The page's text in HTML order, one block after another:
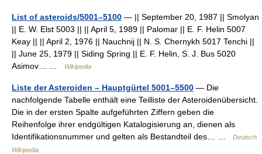
List of asteroids/5001–5100 — || September 20, 1987 || Smolyan
|| E. W. Elst 5003 || || April 5, 1989 || Palomar || E. F. Helin 5007
Keay || || April 2, 1976 || Nauchnij || N. S. Chernykh 5017 Tenchi ||
|| June 25, 1979 || Siding Spring || E. F. Helin, S. J. Bus 5020
Asimov… …
Wikipedia
Liste der Asteroiden – Hauptgürtel 5001–5500 — Die
nachfolgende Tabelle enthält eine Teilliste der Asteroidenübersicht.
Die in der ersten Spalte aufgeführten Ziffern geben die
Reihenfolge ihrer endgültigen Katalogisierung an, dienen als
Identifikationsnummer und gelten als Bestandteil des… …
Deutsch
Wikipedia